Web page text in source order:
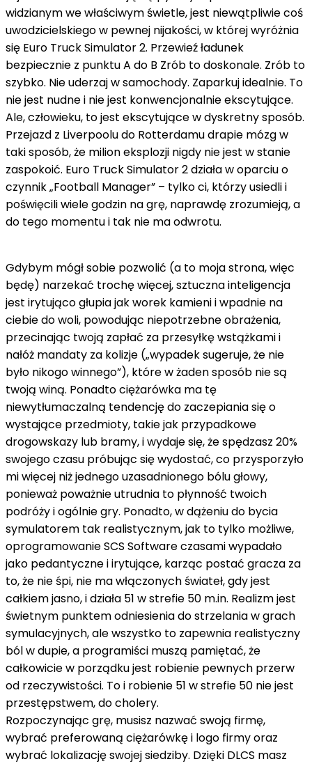
widzianym we właściwym świetle, jest niewątpliwie coś
uwodzicielskiego w pewnej nijakości, w której wyróżnia
się Euro Truck Simulator 2. Przewieź ładunek
bezpiecznie z punktu A do B Zrób to doskonale. Zrób to
szybko. Nie uderzaj w samochody. Zaparkuj idealnie. To
nie jest nudne i nie jest konwencjonalnie ekscytujące.
Ale, człowieku, to jest ekscytujące w dyskretny sposób.
Przejazd z Liverpoolu do Rotterdamu drapie mózg w
taki sposób, że milion eksplozji nigdy nie jest w stanie
zaspokoić. Euro Truck Simulator 2 działa w oparciu o
czynnik „Football Manager” – tylko ci, którzy usiedli i
poświęcili wiele godzin na grę, naprawdę zrozumieją, a
do tego momentu i tak nie ma odwrotu.
Gdybym mógł sobie pozwolić (a to moja strona, więc
będę) narzekać trochę więcej, sztuczna inteligencja
jest irytująco głupia jak worek kamieni i wpadnie na
ciebie do woli, powodując niepotrzebne obrażenia,
przecinając twoją zapłać za przesyłkę wstążkami i
nałóż mandaty za kolizje („wypadek sugeruje, że nie
było nikogo winnego”), które w żaden sposób nie są
twoją winą. Ponadto ciężarówka ma tę
niewytłumaczalną tendencję do zaczepiania się o
wystające przedmioty, takie jak przypadkowe
drogowskazy lub bramy, i wydaje się, że spędzasz 20%
swojego czasu próbując się wydostać, co przysporzyło
mi więcej niż jednego uzasadnionego bólu głowy,
ponieważ poważnie utrudnia to płynność twoich
podróży i ogólnie gry. Ponadto, w dążeniu do bycia
symulatorem tak realistycznym, jak to tylko możliwe,
oprogramowanie SCS Software czasami wypadało
jako pedantyczne i irytujące, karząc postać gracza za
to, że nie śpi, nie ma włączonych świateł, gdy jest
całkiem jasno, i działa 51 w strefie 50 m.in. Realizm jest
świetnym punktem odniesienia do strzelania w grach
symulacyjnych, ale wszystko to zapewnia realistyczny
ból w dupie, a programiści muszą pamiętać, że
całkowicie w porządku jest robienie pewnych przerw
od rzeczywistości. To i robienie 51 w strefie 50 nie jest
przestępstwem, do cholery.
Rozpoczynając grę, musisz nazwać swoją firmę,
wybrać preferowaną ciężarówkę i logo firmy oraz
wybrać lokalizację swojej siedziby. Dzięki DLCS masz